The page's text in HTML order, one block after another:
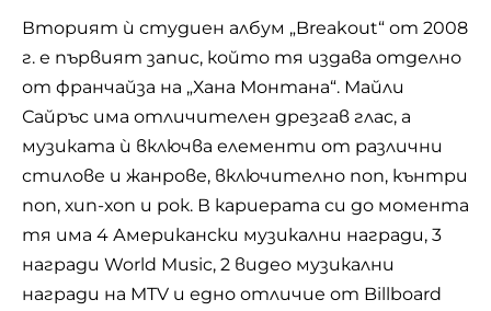
Вторият ѝ студиен албум „Breakout“ от 2008
г. е първият запис, който тя издава отделно
от франчайза на „Хана Монтана“. Майли
Сайръс има отличителен дрезгав глас, а
музиката ѝ включва елементи от различни
стилове и жанрове, включително поп, кънтри
поп, хип-хоп и рок. В кариерата си до момента
тя има 4 Американски музикални награди, 3
награди World Music, 2 видео музикални
награди на MTV и едно отличие от Billboard